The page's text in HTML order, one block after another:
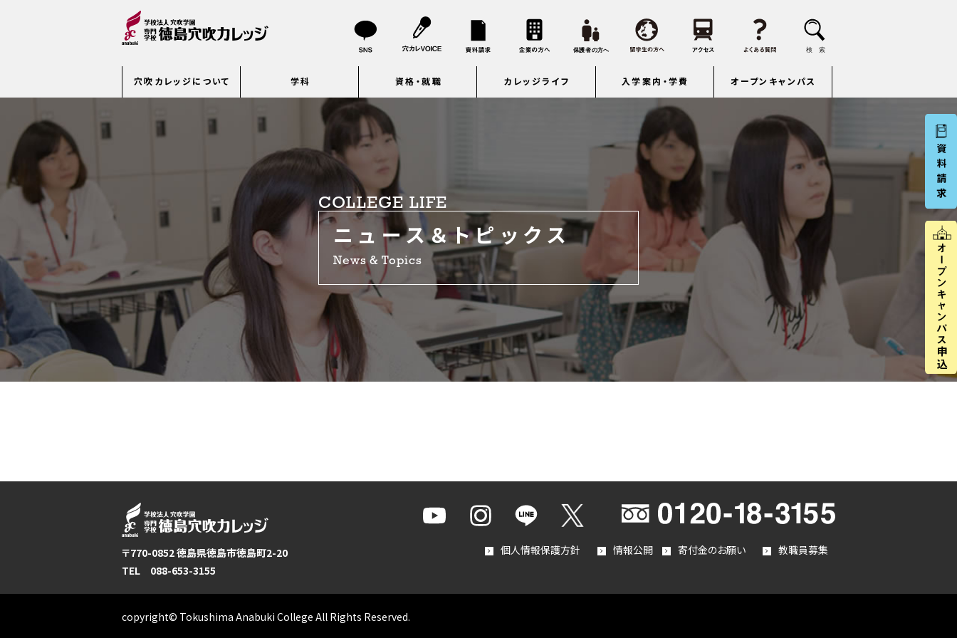
穴吹カレッジについて 学科 資格・就職 カレッジライフ 入学案内・学費 オープンキャンパス
COLLEGE LIFE
ニュース＆トピックス
News & Topics
〒770-0852 徳島県徳島市徳島町2-20
TEL 088-653-3155
個人情報保護方針 情報公開 寄付金のお願い 教職員募集
copyright© Tokushima Anabuki College All Rights Reserved.